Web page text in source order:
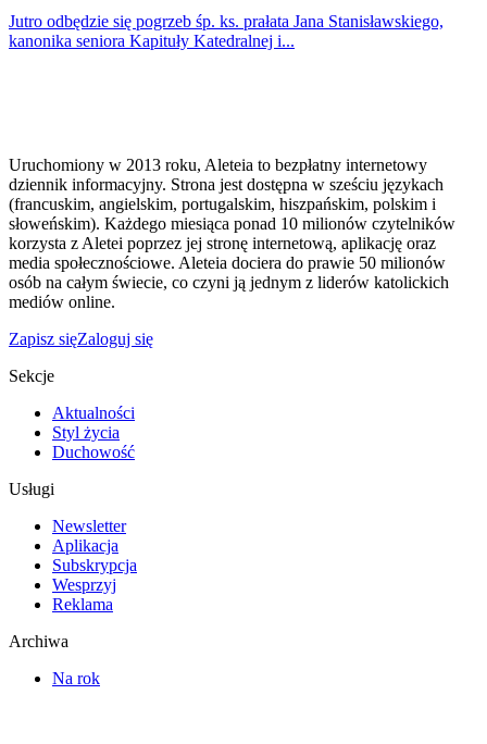
Jutro odbędzie się pogrzeb śp. ks. prałata Jana Stanisławskiego,
kanonika seniora Kapituły Katedralnej i...
Uruchomiony w 2013 roku, Aleteia to bezpłatny internetowy
dziennik informacyjny. Strona jest dostępna w sześciu językach
(francuskim, angielskim, portugalskim, hiszpańskim, polskim i
słoweńskim). Każdego miesiąca ponad 10 milionów czytelników
korzysta z Aletei poprzez jej stronę internetową, aplikację oraz
media społecznościowe. Aleteia dociera do prawie 50 milionów
osób na całym świecie, co czyni ją jednym z liderów katolickich
mediów online.
Zapisz sięZaloguj się
Sekcje
Aktualności
Styl życia
Duchowość
Usługi
Newsletter
Aplikacja
Subskrypcja
Wesprzyj
Reklama
Archiwa
Na rok